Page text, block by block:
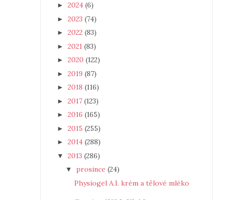
► 2024 (6)
► 2023 (74)
► 2022 (83)
► 2021 (83)
► 2020 (122)
► 2019 (87)
► 2018 (116)
► 2017 (123)
► 2016 (165)
► 2015 (255)
► 2014 (288)
▼ 2013 (286)
▼ prosince (24)
Physiogel A.I. krém a tělové mléko